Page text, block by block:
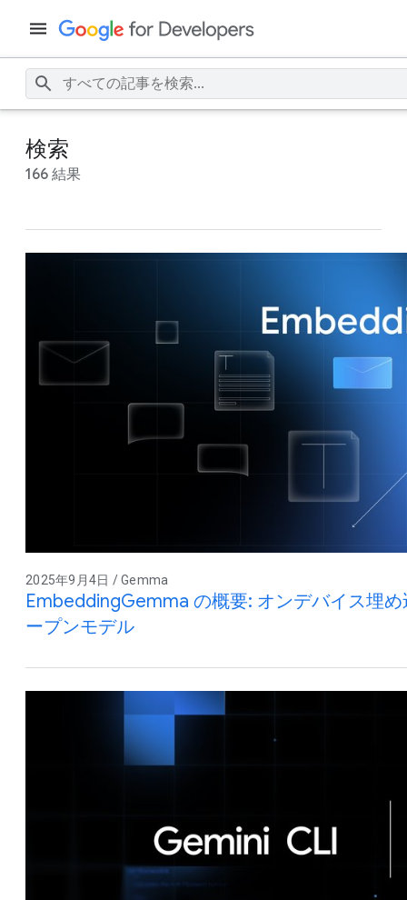
検索
166 結果
2025年9月4日 / Gemma
EmbeddingGemma の概要: オンデバイス埋
ープンモデル